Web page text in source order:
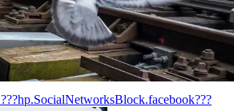
???hp.SocialNetworksBlock.facebook???